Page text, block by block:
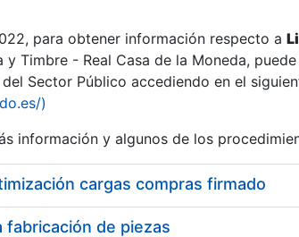
para obtener información respecto a
y Timbre - Real Casa de la Moneda,
Sector Público accediendo en el
)
información y algunos de los
cargas compras firmado
fabricación de piezas